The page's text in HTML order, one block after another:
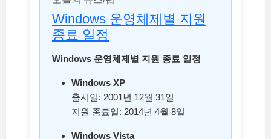
Windows 운영체제별 지원
종료 일정
Windows 운영체제별 지원 종료 일정
Windows XP
출시일: 2001년 12월 31일
지원 종료일: 2014년 4월 8일
Windows Vista